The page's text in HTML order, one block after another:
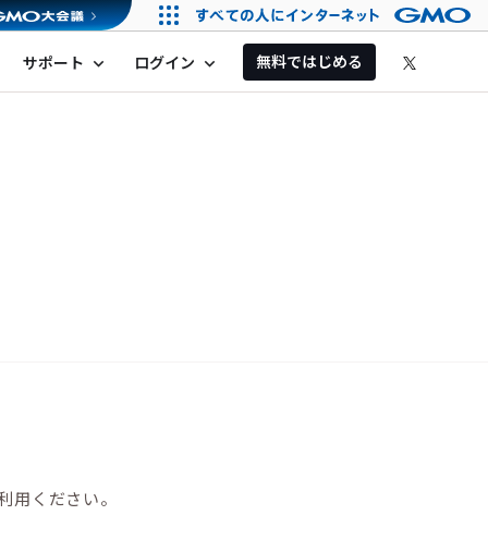
サポート expand_more ログイン expand_more 無料ではじめる
ください。